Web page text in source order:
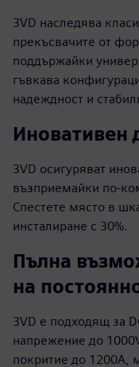
3VD наследява
прекъсвачите от
поддържайки
гъвкава
надеждност и
Иновативен
3VD осигуряват
възприемайки по-
Спестете място в
инсталиране с 30%.
Пълна
на
3VD е подходящ за
напрежение до
покритие до 1200A,